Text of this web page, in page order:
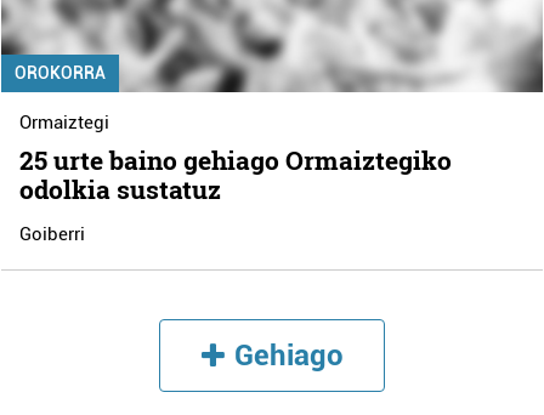
OROKORRA
Ormaiztegi
25 urte baino gehiago Ormaiztegiko
odolkia sustatuz
Goiberri
Gehiago